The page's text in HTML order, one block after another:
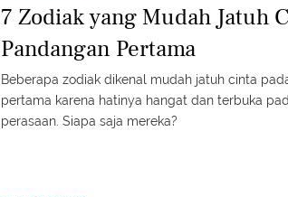
7 Zodiak yang Mudah Jatuh
Pandangan Pertama
Beberapa zodiak dikenal mudah jatuh cinta
pertama karena hatinya hangat dan terbuka
perasaan. Siapa saja mereka?